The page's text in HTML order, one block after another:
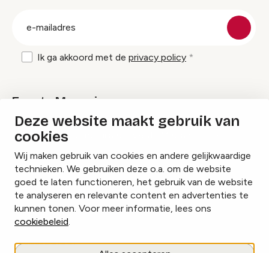
Deze website maakt gebruik van
cookies
Wij maken gebruik van cookies en andere gelijkwaardige
technieken. We gebruiken deze o.a. om de website
goed te laten functioneren, het gebruik van de website
te analyseren en relevante content en advertenties te
kunnen tonen. Voor meer informatie, lees ons
cookiebeleid.
Ik ga akkoord met de privacy policy
Events Magazine
Ik ontvang graag Events Magazine
InstagramFacebookLinkedIn
Cookies beheren